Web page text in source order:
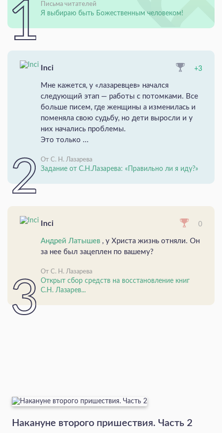
Письма читателей
Я выбираю быть Божественным человеком!
Inci +3
Мне кажется, у «лазаревцев» начался
следующий этап — работы с потомками. Все
больше писем, где женщины а изменилась и
поменяла свою судьбу, но дети выросли и у
них начались проблемы.
Это только ...
От С. Н. Лазарева
Задание от С.Н.Лазарева: «Правильно ли я иду?»
Inci 0
Андрей Латышев , у Христа жизнь отняли. Он
за нее был зацеплен по вашему?
От С. Н. Лазарева
Открыт сбор средств на восстановление книг
С.Н. Лазарев...
Накануне второго пришествия. Часть 2